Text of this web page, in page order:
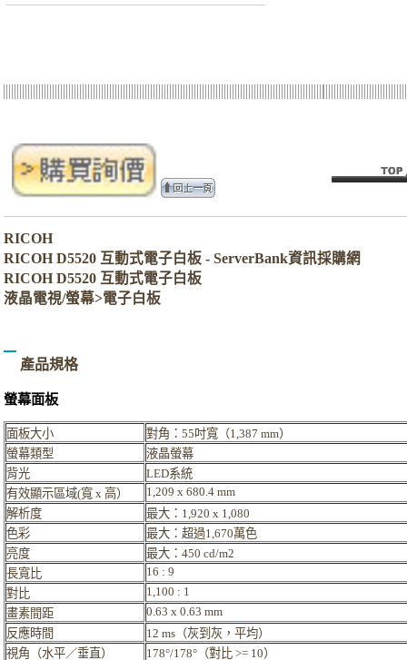
RICOH
RICOH D5520 互動式電子白板 - ServerBank資訊採購網
RICOH D5520 互動式電子白板
液晶電視/螢幕>電子白板
產品規格
螢幕面板
面板大小
對角：55吋寬（1,387 mm）
螢幕類型
液晶螢幕
背光
LED系統
有效顯示區域(寬 x 高）
1,209 x 680.4 mm
解析度
最大：1,920 x 1,080
色彩
最大：超過1,670萬色
亮度
最大：450 cd/m2
長寬比
16 : 9
對比
1,100 : 1
畫素間距
0.63 x 0.63 mm
反應時間
12 ms（灰到灰，平均）
視角（水平／垂直）
178°/178°（對比 >= 10）